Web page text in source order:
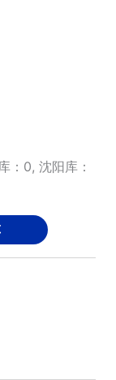
：0, 沈阳库：